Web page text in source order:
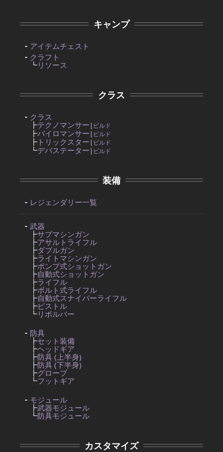
キャンプ
アイテムチェスト
クラフト
┗リソース
クラス
クラス
┣テクノマンサー| ビルド
┣パイロマンサー| ビルド
┣ トリックスター| ビルド
┗デバステーター| ビルド
装備
レジェンダリー一覧
武器
┣サブマシンガン
┣アサルトライフル
┣ダブルガン
┣ライトマシンガン
┣ポンプ式ショットガン
┣自動式ショットガン
┣ライフル
┣ボルト式ライフル
┣自動式スナイパーライフル
┣ピストル
┗リボルバー
防具
┣セット装備
┣ヘッドギア
┣防具 (上半身)
┣防具 (下半身)
┣グローブ
┗フットギア
モジュール
┣武器モジュール
┗防具モジュール
カスタマイズ